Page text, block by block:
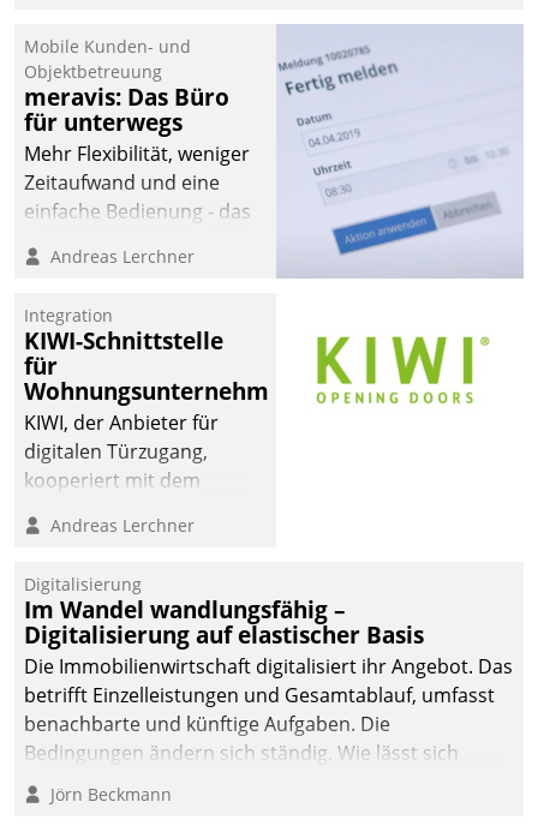
Mobile Kunden- und
Objektbetreuung
meravis: Das Büro
für unterwegs
Mehr Flexibilität, weniger
Zeitaufwand und eine
einfache Bedienung - das
Cockpit für mobile
Datatrain. Die meravis
Wohnungsbau- und
Immobilien GmbH hat
sich dabei für den Betrieb
der Lösung über die SAP
Cloud Platform
Unternehmen am
Andreas Lerchner
Integration
KIWI-Schnittstelle
für
Wohnungsunternehmen
KIWI, der Anbieter für
digitalen Türzugang,
kooperiert mit dem
Softwareentwicklungshaus
Andreas Lerchner
Digitalisierung
Im Wandel wandlungsfähig –
Digitalisierung auf elastischer Basis
Die Immobilienwirtschaft digitalisiert ihr Angebot. Das
betrifft Einzelleistungen und Gesamtablauf, umfasst
benachbarte und künftige Aufgaben. Die
Bedingungen ändern sich ständig. Wie lässt sich
technisch die Kontrolle wahren und zugleich Freiraum
fürs Wachsen öffnen?
Jörn Beckmann